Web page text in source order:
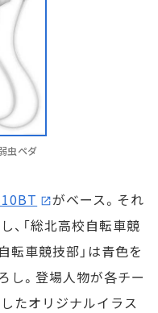
虫ペダ
がベース。それ
、「総北高校自転車競
転車競技部」は青色を
し。登場人物が各チー
たオリジナルイラス